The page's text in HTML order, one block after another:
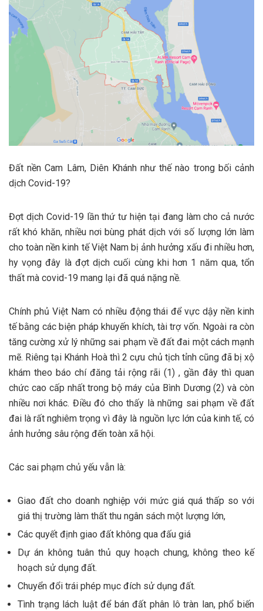
Đất nền Cam Lâm, Diên Khánh như thế nào trong bối cảnh
dịch Covid-19?
Đợt dịch Covid-19 lần thứ tư hiện tại đang làm cho cả nước
rất khó khăn, nhiều nơi bùng phát dịch với số lượng lớn làm
cho toàn nền kinh tế Việt Nam bị ảnh hưởng xấu đi nhiều hơn,
hy vọng đây là đợt dịch cuối cùng khi hơn 1 năm qua, tổn
thất mà covid-19 mang lại đã quá nặng nề.
Chính phủ Việt Nam có nhiều động thái để vực dậy nền kinh
tế bằng các biện pháp khuyến khích, tài trợ vốn. Ngoài ra còn
tăng cường xử lý những sai phạm về đất đai một cách mạnh
mẽ. Riêng tại Khánh Hoà thì 2 cựu chủ tịch tỉnh cũng đã bị xộ
khám theo báo chí đăng tải rộng rãi (1) , gần đây thì quan
chức cao cấp nhất trong bộ máy của Bình Dương (2) và còn
nhiều nơi khác. Điều đó cho thấy là những sai phạm về đất
đai là rất nghiêm trọng vì đây là nguồn lực lớn của kinh tế, có
ảnh hưởng sâu rộng đến toàn xã hội.
Các sai phạm chủ yếu vẫn là:
Giao đất cho doanh nghiệp với mức giá quá thấp so với
giá thị trường làm thất thu ngân sách một lượng lớn,
Các quyết định giao đất không qua đấu giá
Dự án không tuân thủ quy hoạch chung, không theo kế
hoạch sử dụng đất.
Chuyển đổi trái phép mục đích sử dụng đất.
Tình trạng lách luật để bán đất phân lô tràn lan, phổ biến